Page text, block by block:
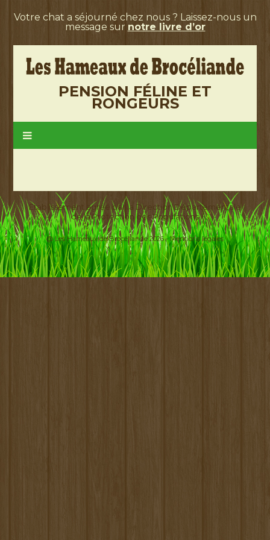
Votre chat a séjourné chez nous ? Laissez-nous un
message sur notre livre d’or
PENSION FÉLINE ET
RONGEURS
Etablissement agréé par la Direction Départementale
de la Protection des Populations
@ Les Hameaux de Brocéliande 2026 -Mentions légales